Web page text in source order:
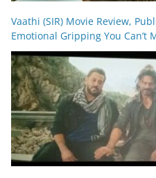
Vaathi (SIR) Movie Review,
Emotional Gripping You Can’t